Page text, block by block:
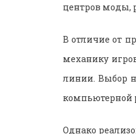
центров моды,
В отличие от
механику
линии. Выбор
компьютерной
Однако